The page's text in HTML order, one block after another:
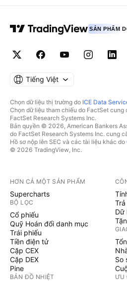
SẢN PHẨM
Tiếng Việt
Chọn dữ liệu thị trường do ICE Data
Chọn dữ liệu tham chiếu do FactSet
FactSet Research Systems Inc.
Bản quyền © 2026, American Bankers
do FactSet Research Systems Inc. cung
Hồ sơ nộp lên SEC và các tài liệu khác do
© 2026 TradingView, Inc.
HƠN CẢ MỘT SẢN PHẨM
Supercharts
BỘ LỌC
Cổ phiếu
Quỹ Hoán đổi danh mục
Trái phiếu
Tiền điện tử
Cặp CEX
Cặp DEX
Pine
BẢN ĐỒ NHIỆT
Dữ
So
ƯU